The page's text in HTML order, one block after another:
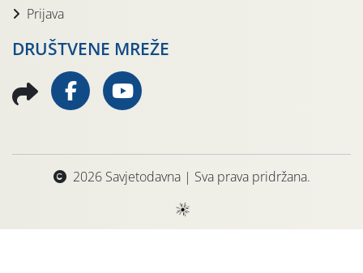
Prijava
DRUŠTVENE MREŽE
2026 Savjetodavna | Sva prava pridržana.